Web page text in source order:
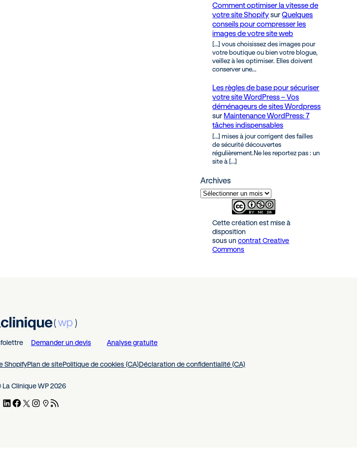
Comment optimiser la vitesse de
votre site ShopifysurQuelques
conseils pour compresser les
images de votre site web
[…] vous choisissez des images pour
votre boutique ou bien votre blogue,
veillez à les optimiser. Elles doivent
conserver une…
Les règles de base pour sécuriser
votre site WordPress – Vos
déménageurs de sites Wordpress
sur Maintenance WordPress: 7
tâches indispensables
[…] mises à jour corrigent des failles
de sécurité découvertes
régulièrement.Ne les reportez pas : un
site à […]
Archives
Cette création est mise à
disposition
sous uncontrat Creative
Commons
Demander un devis Analyse gratuite
ShopifyPlan de sitePolitique de cookies (CA)Déclaration de confidentialité (CA)
Clinique WP 2026